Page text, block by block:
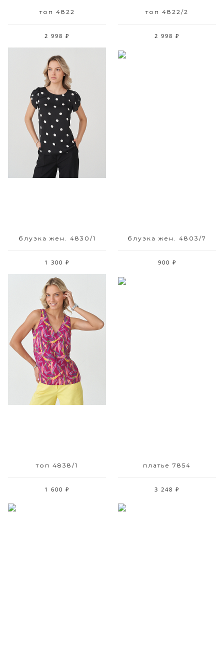
топ 4822
2 998 ₽
топ 4822/2
2 998 ₽
Размерный ряд
42
блузка жен. 4830/1
1 300 ₽
блузка жен. 4803/7
900 ₽
Размерный ряд
42 44 46 48
топ 4838/1
1 600 ₽
платье 7854
3 248 ₽